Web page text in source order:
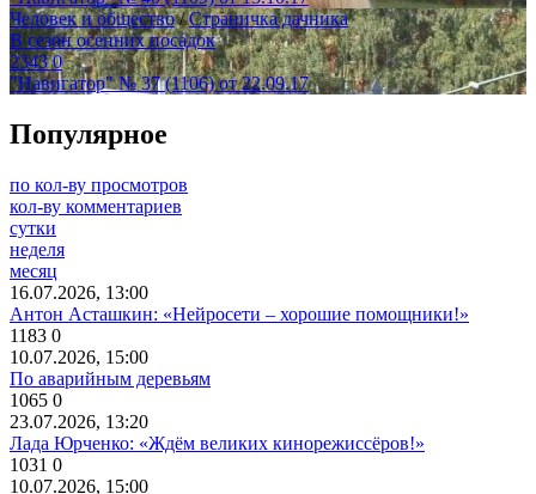
Человек и общество/Страничка дачника
В сезон осенних посадок
23430
"Навигатор" № 37 (1106) от 22.09.17
Популярное
по кол-ву просмотров
кол-ву комментариев
сутки
неделя
месяц
16.07.2026, 13:00
Антон Асташкин: «Нейросети – хорошие помощники!»
1183 0
10.07.2026, 15:00
По аварийным деревьям
1065 0
23.07.2026, 13:20
Лада Юрченко: «Ждём великих кинорежиссёров!»
1031 0
10.07.2026, 15:00